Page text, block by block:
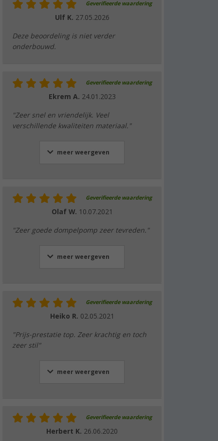
Geverifieerde waardering
Ulf K. 27.05.2026
Deze beoordeling is niet verder
onderbouwd.
Geverifieerde waardering
Ekrem A. 24.01.2023
"Zeer snel en vriendelijk. Veel
verschillende kwaliteiten materiaal."
meer weergeven
Geverifieerde waardering
Olaf W. 10.07.2021
"Zeer goede dompelpomp zeer tevreden."
meer weergeven
Geverifieerde waardering
Heiko R. 02.05.2021
"Prijs-prestatie top. Zeer krachtig en toch
zeer stil"
meer weergeven
Geverifieerde waardering
Herbert K. 26.06.2020